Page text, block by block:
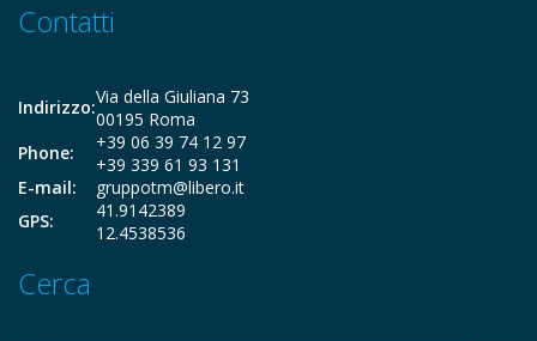
Contatti
Indirizzo:Via della Giuliana 73
00195 Roma
Phone:
+39 06 39 74 12 97
+39 339 61 93 131
E-mail:
gruppotm@libero.it
GPS:
41.9142389
12.4538536
Cerca